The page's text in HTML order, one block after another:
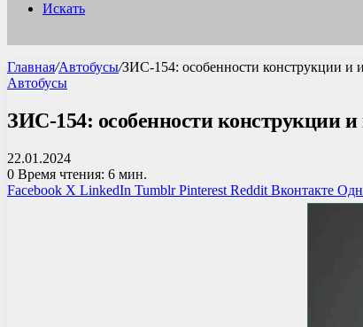
Искать
Главная/Автобусы/ЗИС-154: особенности конструкции и
Автобусы
ЗИС-154: особенности конструкции и
22.01.2024
0 Время чтения: 6 мин.
Facebook X LinkedIn Tumblr Pinterest Reddit Вконтакте